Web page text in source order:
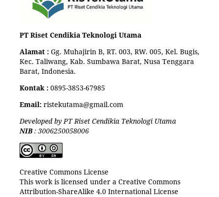
PT Riset Cendikia Teknologi Utama
Alamat : Gg. Muhajirin B, RT. 003, RW. 005, Kel. Bugis,
Kec. Taliwang, Kab. Sumbawa Barat, Nusa Tenggara
Barat, Indonesia.
Kontak : 0895-3853-67985
Email:ristekutama@gmail.com
Developed by PT Riset Cendikia Teknologi Utama
NIB: 3006250058006
Creative Commons License
This work is licensed under a Creative Commons
Attribution-ShareAlike 4.0 International License